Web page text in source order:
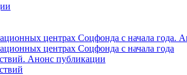
центрах Соцфонда с начала года.
центрах Соцфонда с начала года
Анонс публикации